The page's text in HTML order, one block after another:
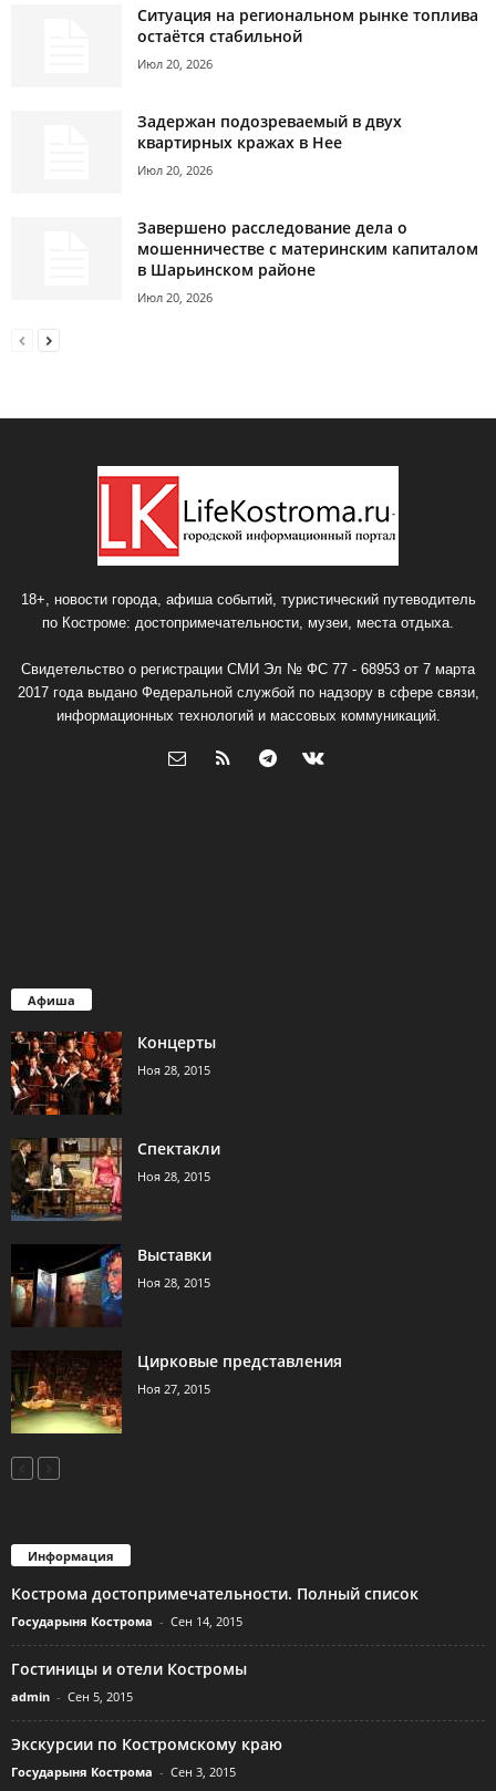
Ситуация на региональном рынке топлива
остаётся стабильной
Июл 20, 2026
Задержан подозреваемый в двух
квартирных кражах в Нее
Июл 20, 2026
Завершено расследование дела о
мошенничестве с материнским капиталом
в Шарьинском районе
Июл 20, 2026
18+, новости города, афиша событий, туристический путеводитель
по Костроме: достопримечательности, музеи, места отдыха.
Свидетельство о регистрации СМИ Эл № ФС 77 - 68953 от 7 марта
2017 года выдано Федеральной службой по надзору в сфере связи,
информационных технологий и массовых коммуникаций.
Афиша
Концерты
Ноя 28, 2015
Спектакли
Ноя 28, 2015
Выставки
Ноя 28, 2015
Цирковые представления
Ноя 27, 2015
Информация
Кострома достопримечательности. Полный список
Государыня Кострома - Сен 14, 2015
Гостиницы и отели Костромы
admin - Сен 5, 2015
Экскурсии по Костромскому краю
Государыня Кострома - Сен 3, 2015